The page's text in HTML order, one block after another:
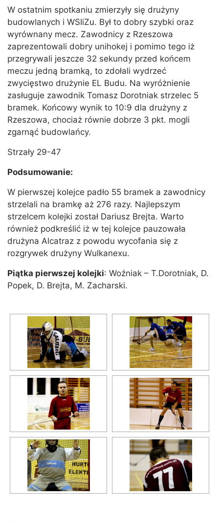
W ostatnim spotkaniu zmierzyły się drużyny
budowlanych i WSIiZu. Był to dobry szybki oraz
wyrównany mecz. Zawodnicy z Rzeszowa
zaprezentowali dobry unihokej i pomimo tego iż
przegrywali jeszcze 32 sekundy przed końcem
meczu jedną bramką, to zdołali wydrzeć
zwycięstwo drużynie EL Budu. Na wyróżnienie
zasługuje zawodnik Tomasz Dorotniak strzelec 5
bramek. Końcowy wynik to 10:9 dla drużyny z
Rzeszowa, chociaż równie dobrze 3 pkt. mogli
zgarnąć budowlańcy.
Strzały 29-47
Podsumowanie:
W pierwszej kolejce padło 55 bramek a zawodnicy
strzelali na bramkę aż 276 razy. Najlepszym
strzelcem kolejki został Dariusz Brejta. Warto
również podkreślić iż w tej kolejce pauzowała
drużyna Alcatraz z powodu wycofania się z
rozgrywek drużyny Wulkanexu.
Piątka pierwszej kolejki: Woźniak – T.Dorotniak, D.
Popek, D. Brejta, M. Zacharski.